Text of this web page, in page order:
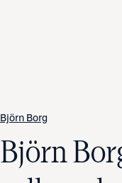
Björn Borg
Björn